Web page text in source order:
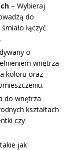
– Wybieraj
do
łączyć
o
wnętrza
koloru oraz
do wnętrza
kształtach
czy
jak